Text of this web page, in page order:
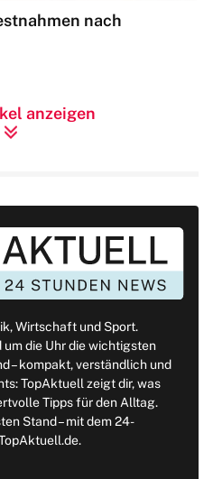
nach
anzeigen
Wirtschaft und Sport.
die Uhr die wichtigsten
– kompakt, verständlich und
TopAktuell zeigt dir, was
Tipps für den Alltag.
Stand – mit dem 24-